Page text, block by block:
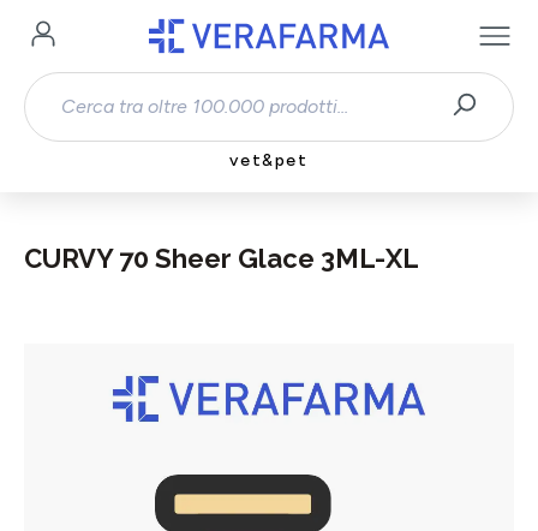
Passa al contenuto principale
vet&pet
CURVY 70 Sheer Glace 3ML-XL